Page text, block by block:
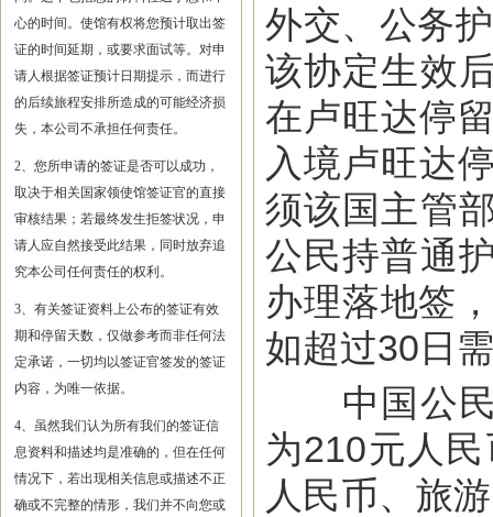
心的时间。使馆有权将您预计取出签
证的时间延期，或要求面试等。对申
请人根据签证预计日期提示，而进行
的后续旅程安排所造成的可能经济损
失，本公司不承担任何责任。
2、您所申请的签证是否可以成功，
取决于相关国家领使馆签证官的直接
审核结果；若最终发生拒签状况，申
请人应自然接受此结果，同时放弃追
究本公司任何责任的权利。
3、有关签证资料上公布的签证有效
期和停留天数，仅做参考而非任何法
定承诺，一切均以签证官签发的签证
内容，为唯一依据。
4、虽然我们认为所有我们的签证信
息资料和描述均是准确的，但在任何
情况下，若出现相关信息或描述不正
确或不完整的情形，我们并不向您或
外交、公务
该协定生效
在卢旺达停
入境卢旺达
须该国主管
公民持普通
办理落地签
如超过30日
中国公民
为210元人
人民币、旅